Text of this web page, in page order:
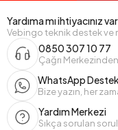
Yardıma mı ihtiyacınız
Vebingo teknik destek ve
0850 307 10 77
Çağrı
WhatsApp Destek
Bize yazın, her
Yardım Merkezi
Sıkça sorulan